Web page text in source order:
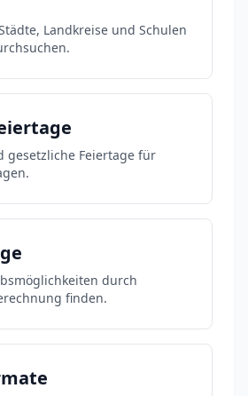
Landkreise und Schulen
gesetzliche Feiertage für
durch
finden.